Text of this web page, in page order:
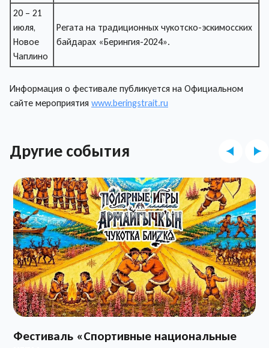
20 – 21
июля,
Новое
Чаплино
Регата на традиционных чукотско-эскимосских
байдарах «Берингия-2024».
Информация о фестивале публикуется на Официальном
сайте мероприятия www.beringstrait.ru
Другие события
Фестиваль «Спортивные национальные